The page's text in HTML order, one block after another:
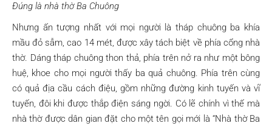
Đúng là nhà thờ Ba Chuông
Nhưng ấn tượng nhất với mọi người là tháp chuông ba khía
mầu đỏ sẫm, cao 14 mét, được xây tách biệt về phía cổng nhà
thờ. Dáng tháp chuông thon thả, phía trên nở ra như một bông
huệ, khoe cho mọi người thấy ba quả chuông. Phía trên cùng
có quả địa cầu cách điệu, gồm những đường kinh tuyến và vĩ
tuyến, đôi khi được thắp điện sáng ngời. Có lẽ chính vì thế mà
nhà thờ được dân gian đặt cho một tên gọi mới là “Nhà thờ Ba